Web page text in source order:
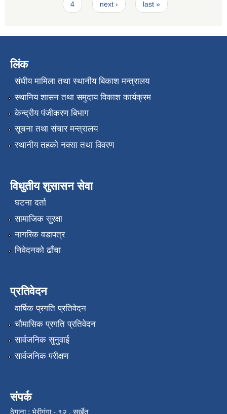
4 next › last »
लिंक
संघीय मामिला तथा स्थानीय बिकाश मन्त्रालय
स्थानिय शासन तथा समुदाय विकाश कार्यक्रम
केन्द्रीय पंजीकरण बिभाग
सूचना तथा संचार मन्त्रालय
स्थानीय तहको नक्सा तथा विवरण
विधुतीय शुसासन सेवा
घटना दर्ता
सामाजिक सुरक्षा
नागरिक वडापत्र
निवेदनको ढाँचा
प्रतिवेदन
वार्षिक प्रगति प्रतिवेदन
चौमासिक प्रगति प्रतिवेदन
सार्वजनिक सुनुवाई
सार्वजनिक परीक्षण
संपर्क
ठेगाना : भेरीगंगा - १२ , सुर्खेत